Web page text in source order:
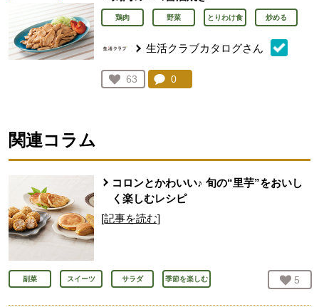
鶏肉 野菜 とりわけ食 炒める
生活クラブカタログさん
お気に入り登録：
63
人が登録
コメント：
0
関連コラム
コロンとかわいい♪ 旬の“里芋”をおいし
く楽しむレシピ
[記事を読む]
副菜 スイーツ サラダ 季節を楽しむ お気
5